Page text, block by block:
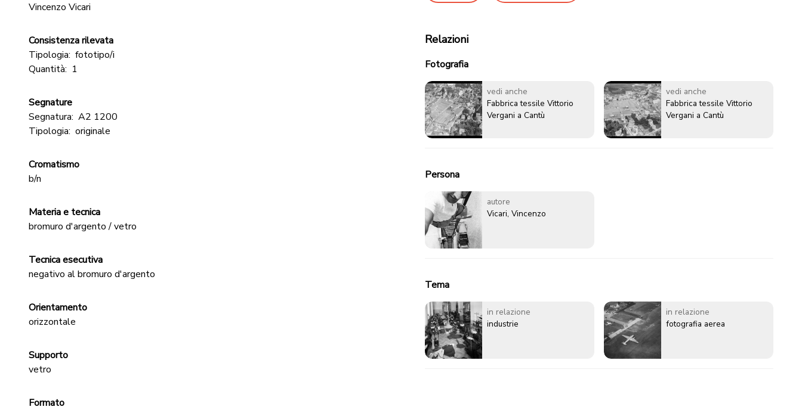
Vincenzo Vicari
Consistenza rilevata
Tipologia: fototipo/i
Quantità: 1
Segnature
Segnatura: A2 1200
Tipologia: originale
Cromatismo
b/n
Materia e tecnica
bromuro d'argento / vetro
Tecnica esecutiva
negativo al bromuro d'argento
Orientamento
orizzontale
Supporto
vetro
Formato
Relazioni
Fotografia
vedi anche
Fabbrica tessile Vittorio
Vergani a Cantù
vedi anche
Fabbrica tessile Vittorio
Vergani a Cantù
Persona
autore
Vicari, Vincenzo
Tema
in relazione
industrie
in relazione
fotografia aerea